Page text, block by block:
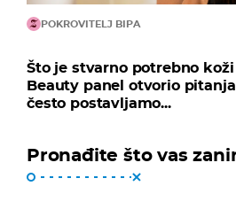
POKROVITELJ BIPA
Što je stvarno potrebno
Beauty panel otvorio
često postavljamo...
Pronađite što vas